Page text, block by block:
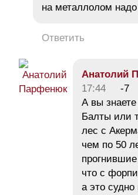
на металлолом
Ответить
Анатолий
17:44
-7
А вы
Балты или
лес с
чем по 50
что с
а это